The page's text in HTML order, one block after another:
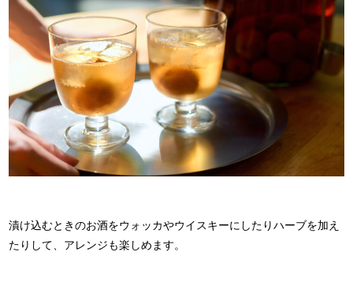
漬け込むときのお酒をウォッカやウイスキーにしたりハーブを加え
たりして、アレンジも楽しめます。